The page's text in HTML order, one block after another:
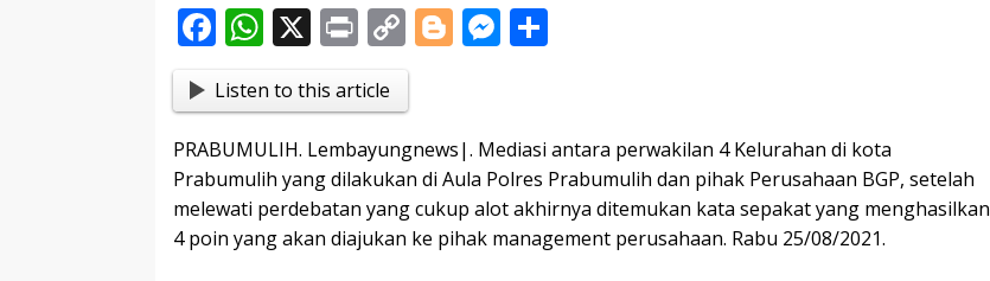
F
e
b
o
o
k
W
at
s
A
p
p
X Pr
t
C
o
p
y
Li
n
k
Bl
g
er
M
e
n
g
er
e
Listen to this article
PRABUMULIH. Lembayungnews|. Mediasi antara perwakilan 4 Kelurahan di kota
Prabumulih yang dilakukan di Aula Polres Prabumulih dan pihak Perusahaan BGP, setelah
melewati perdebatan yang cukup alot akhirnya ditemukan kata sepakat yang menghasilkan
4 poin yang akan diajukan ke pihak management perusahaan. Rabu 25/08/2021.